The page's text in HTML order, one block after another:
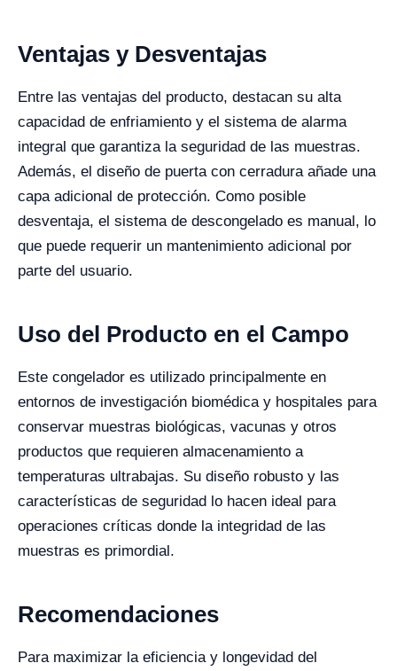
Ventajas y Desventajas
Entre las ventajas del producto, destacan su alta
capacidad de enfriamiento y el sistema de alarma
integral que garantiza la seguridad de las muestras.
Además, el diseño de puerta con cerradura añade una
capa adicional de protección. Como posible
desventaja, el sistema de descongelado es manual, lo
que puede requerir un mantenimiento adicional por
parte del usuario.
Uso del Producto en el Campo
Este congelador es utilizado principalmente en
entornos de investigación biomédica y hospitales para
conservar muestras biológicas, vacunas y otros
productos que requieren almacenamiento a
temperaturas ultrabajas. Su diseño robusto y las
características de seguridad lo hacen ideal para
operaciones críticas donde la integridad de las
muestras es primordial.
Recomendaciones
Para maximizar la eficiencia y longevidad del